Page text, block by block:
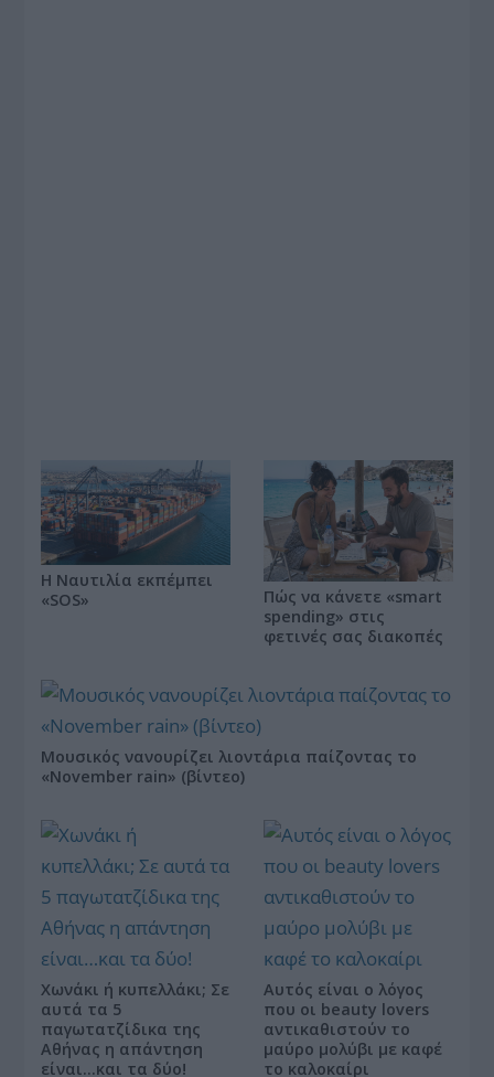
Η Ναυτιλία εκπέμπει
«SOS»
Πώς να κάνετε «smart
spending» στις
φετινές σας διακοπές
Μουσικός νανουρίζει λιοντάρια παίζοντας το
«November rain» (βίντεο)
Χωνάκι ή κυπελλάκι; Σε
αυτά τα 5
παγωτατζίδικα της
Αθήνας η απάντηση
είναι…και τα δύο!
Αυτός είναι ο λόγος
που οι beauty lovers
αντικαθιστούν το
μαύρο μολύβι με καφέ
το καλοκαίρι